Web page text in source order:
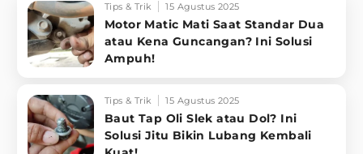
Tips & Trik 15 Agustus 2025
Motor Matic Mati Saat Standar Dua
atau Kena Guncangan? Ini Solusi
Ampuh!
Tips & Trik 15 Agustus 2025
Baut Tap Oli Slek atau Dol? Ini
Solusi Jitu Bikin Lubang Kembali